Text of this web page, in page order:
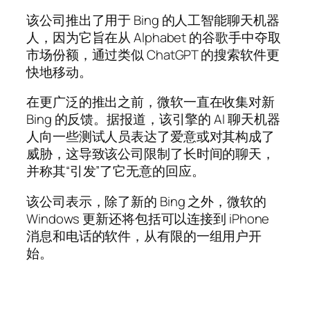
该公司推出了用于 Bing 的人工智能聊天机器
人，因为它旨在从 Alphabet 的谷歌手中夺取
市场份额，通过类似 ChatGPT 的搜索软件更
快地移动。
在更广泛的推出之前，微软一直在收集对新
Bing 的反馈。据报道，该引擎的 AI 聊天机器
人向一些测试人员表达了爱意或对其构成了
威胁，这导致该公司限制了长时间的聊天，
并称其“引发”了它无意的回应。
该公司表示，除了新的 Bing 之外，微软的
Windows 更新还将包括可以连接到 iPhone
消息和电话的软件，从有限的一组用户开
始。